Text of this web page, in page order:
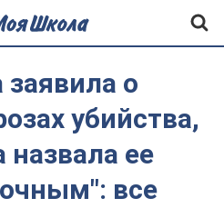
о
убийства,
назвала ее
все